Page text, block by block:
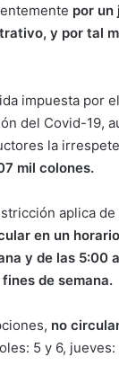
por un
y por tal
impuesta por
del Covid-19,
la
mil colones.
aplica
en un
y de las 5:00
de semana.
no
5 y 6,